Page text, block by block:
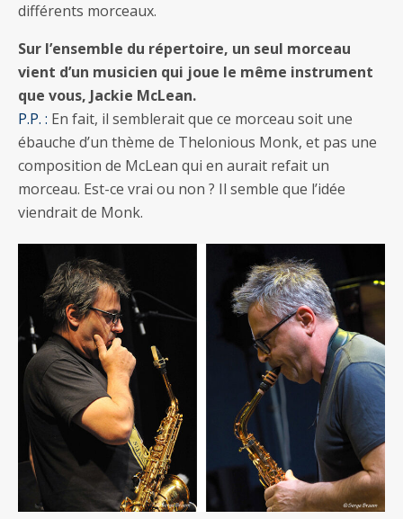
différents morceaux.
Sur l’ensemble du répertoire, un seul morceau
vient d’un musicien qui joue le même instrument
que vous, Jackie McLean.
P.P. : En fait, il semblerait que ce morceau soit une
ébauche d’un thème de Thelonious Monk, et pas une
composition de McLean qui en aurait refait un
morceau. Est-ce vrai ou non ? Il semble que l’idée
viendrait de Monk.